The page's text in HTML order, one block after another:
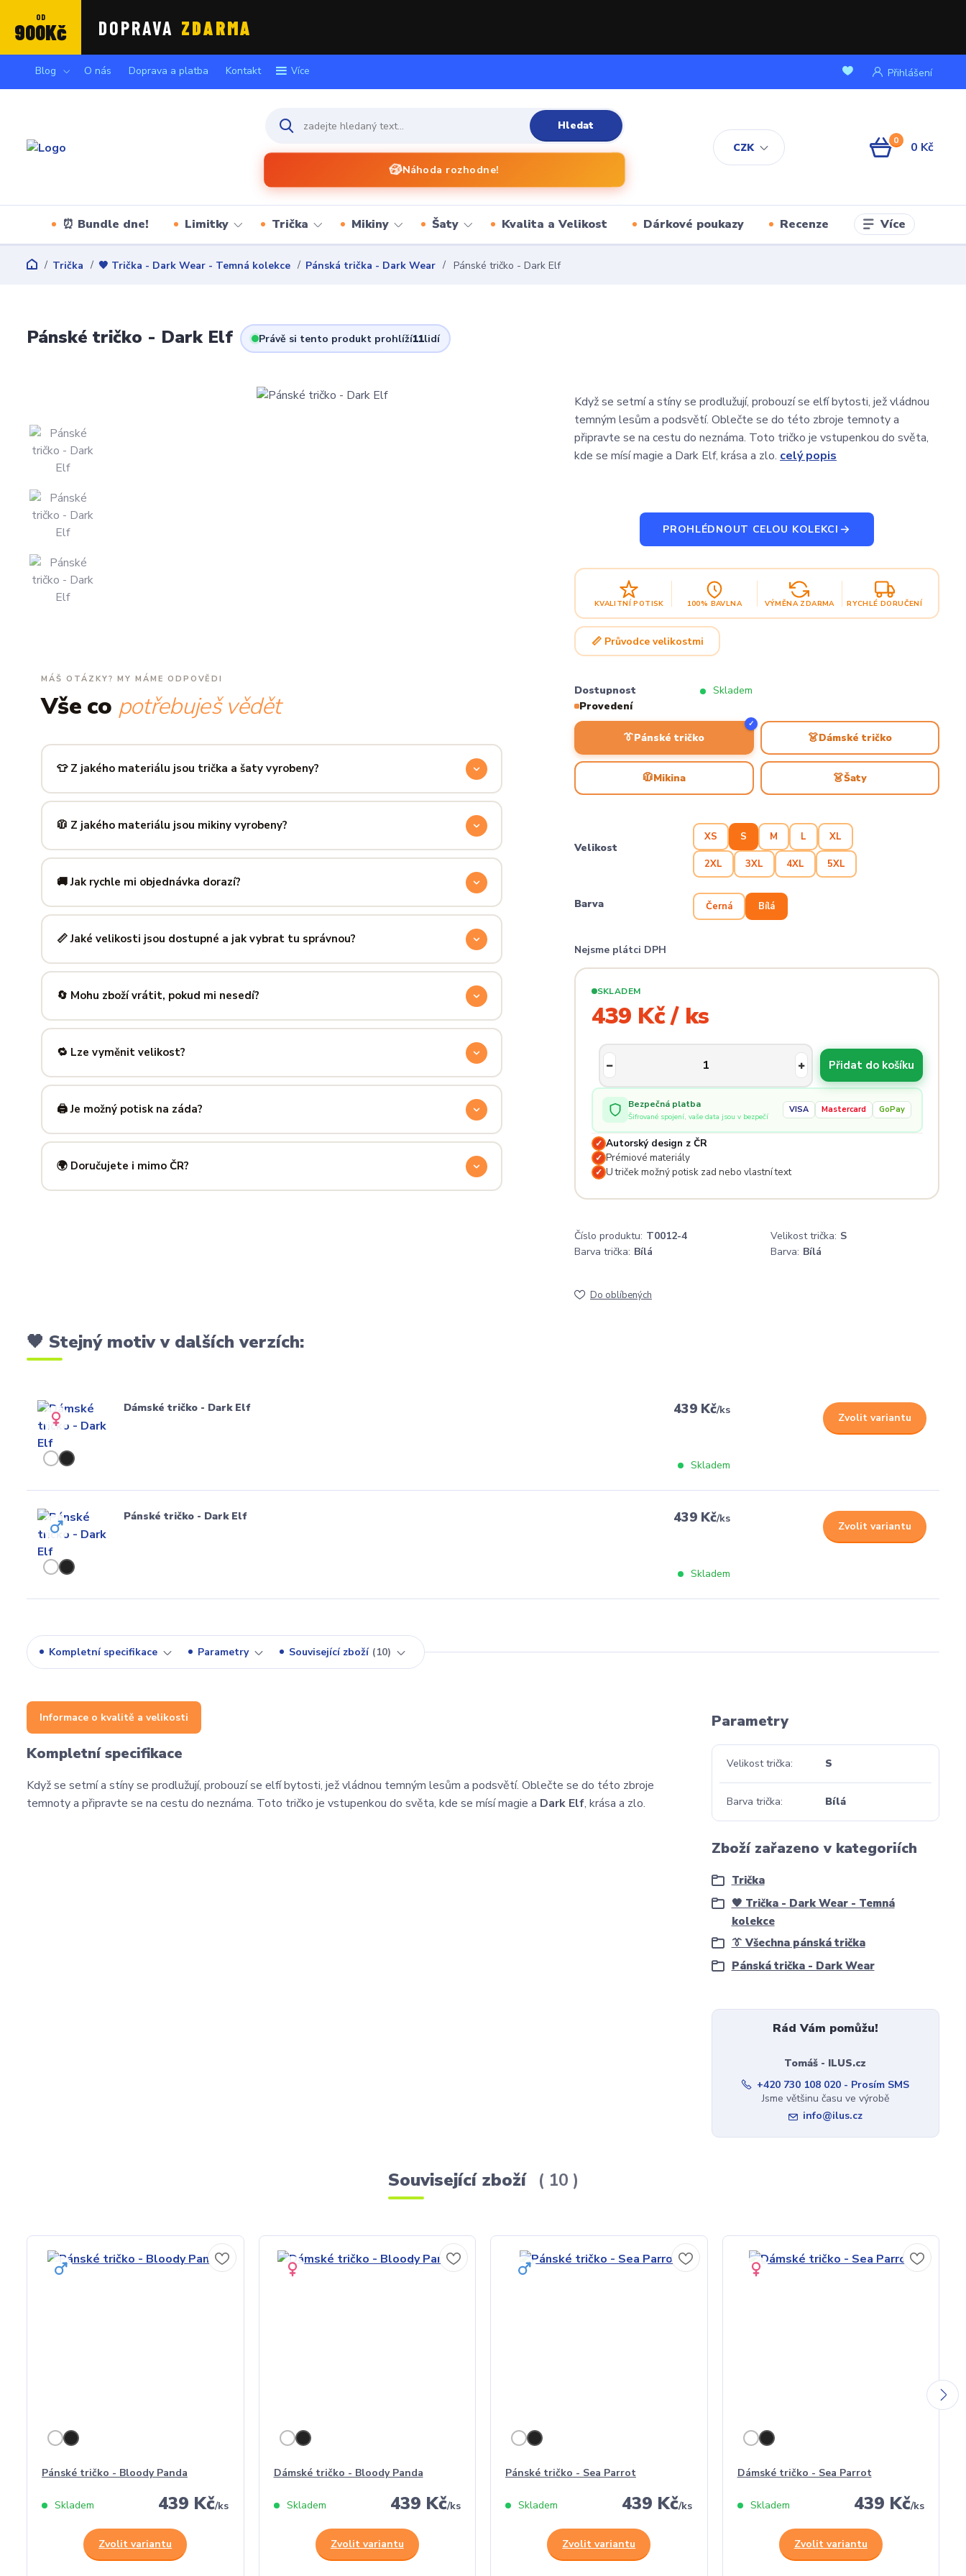
OD
900Kč DOPRAVA ZDARMA
Blog O nás Doprava a platba Kontakt Více
CZK
Přihlášení
Hledat
🎲Náhoda rozhodne!
0 0 Kč
⏰ Bundle dne! Limitky Trička Mikiny Šaty Kvalita a Velikost Dárkové poukazy Recenze Více
Trička 🖤 Trička - Dark Wear - Temná kolekce Pánská trička - Dark Wear Pánské tričko - Dark Elf
Pánské tričko - Dark Elf Právě si tento produkt prohlíží11lidí
MÁŠ OTÁZKY? MY MÁME ODPOVĚDI
Vše co potřebuješ vědět
👕 Z jakého materiálu jsou trička a šaty vyrobeny?
Používáme prémiovou 100% bavlnu — měkkou na dotek, prodyšnou a odolnou. Produkt si
zachová tvar i barvu i po desítkách praní. Kvalita, kterou pocítíš hned při prvním oblečení.
🧥 Z jakého materiálu jsou mikiny vyrobeny?
Mikiny šijeme ze směsi80 % bavlny a 20 % polyesteru— příjemně hřejivá, pevná a zároveň
prodyšná kombinace, která si dlouho drží tvar i po opakovaném praní.
🚚 Jak rychle mi objednávka dorazí?
Mimo sezónu balíme a odesíláme do 3 pracovních dní. Doručení přes PPL, GLS nebo Českou
poštu trvá obvykle 1–3 pracovní dny — zboží tak můžeš mít u sebe už za pár dní.
📏 Jaké velikosti jsou dostupné a jak vybrat tu správnou?
Nabízíme velikosti XS až 5XL, takže si vybere opravdu každý. Klikni naPrůvodce velikostmi
výše — najdeš tam přesné míry v cm a výběr velikosti bude hračka.
🔄 Mohu zboží vrátit, pokud mi nesedí?
Samozřejmě. Máš plných14 dní na vráceníbez udání důvodu. Stačí nás kontaktovat na
info@ilus.cza vše vyřídíme rychle a bez komplikací.
🔁 Lze vyměnit velikost?
Standardně výměnu nenabízíme, ale víme, že se to stane — proto se nebojte napsat na
info@ilus.cz. Většinou společně najdeme řešení, které vás potěší.
🖨️ Je možný potisk na záda?
Ano! Potisk zad je možný u většiny našich produktů — skvělé pro originální dárky nebo párové
kousky. Napiš nám předem na
🌍 Doručujete i mimo ČR?
Když se setmí a stíny se prodlužují, probouzí se elfí bytosti, jež vládnou
temným lesům a podsvětí. Oblečte se do této zbroje temnoty a
připravte se na cestu do neznáma. Toto tričko je vstupenkou do světa,
kde se mísí magie a Dark Elf, krása a zlo. celý popis
PROHLÉDNOUT CELOU KOLEKCI
KVALITNÍ POTISK 100% BAVLNA VÝMĚNA ZDARMA RYCHLÉ DORUČENÍ
📏 Průvodce velikostmi
Dostupnost
Skladem
Provedení
👔Pánské tričko
✓
👗Dámské tričko
🧥Mikina 👗Šaty
Velikost
XS S M L XL
2XL 3XL 4XL 5XL
Barva Černá Bílá
Nejsme plátci DPH
SKLADEM
439 Kč / ks
Přidat do košíku
Bezpečná platba
Šifrované spojení, vaše data jsou v bezpečí
VISA Mastercard GoPay
✓ Autorský design z ČR
✓ Prémiové materiály
✓ U triček možný potisk zad nebo vlastní text
Číslo produktu: T0012-4 Velikost trička: S
Barva trička: Bílá Barva: Bílá
Do oblíbených
🖤 Stejný motiv v dalších verzích:
Dámské tričko - Dark Elf 439 Kč/ks
Skladem
Zvolit variantu
Pánské tričko - Dark Elf 439 Kč/ks
Skladem
Zvolit variantu
Kompletní specifikace Parametry Související zboží 10
Informace o kvalitě a velikosti
Kompletní specifikace
Když se setmí a stíny se prodlužují, probouzí se elfí bytosti, jež vládnou temným lesům a podsvětí. Oblečte se do této zbroje
temnoty a připravte se na cestu do neznáma. Toto tričko je vstupenkou do světa, kde se mísí magie a Dark Elf, krása a zlo.
Parametry
Velikost trička S
Barva trička Bílá
Zboží zařazeno v kategoriích
Trička
🖤 Trička - Dark Wear - Temná
kolekce
👔 Všechna pánská trička
Pánská trička - Dark Wear
Rád Vám pomůžu!
Tomáš - ILUS.cz
+420 730 108 020 - Prosím SMS
Jsme většinu času ve výrobě
info@ilus.cz
Související zboží 10
Pánské tričko - Bloody Panda
439 Kč/ks
Skladem
Zvolit variantu
Dámské tričko - Bloody Panda
439 Kč/ks
Skladem
Zvolit variantu
Pánské tričko - Sea Parrot
439 Kč/ks
Skladem
Zvolit variantu
Dámské tričko - Sea Parrot
439 Kč/ks
Skladem
Zvolit variantu